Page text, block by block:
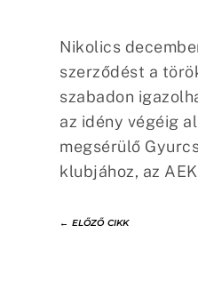
Nikolics
szerződést a
szabadon
az idény végéig
megsérülő
klubjához, az
← ELŐZŐ CIKK